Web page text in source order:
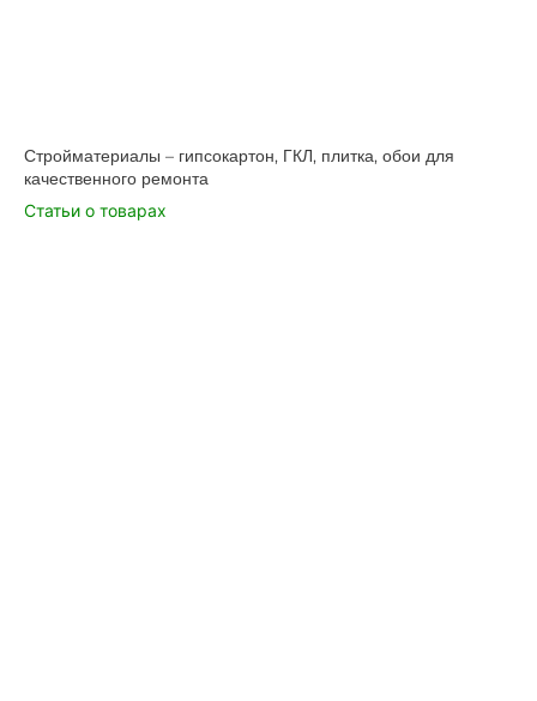
Стройматериалы – гипсокартон, ГКЛ, плитка, обои для
качественного ремонта
Статьи о товарах